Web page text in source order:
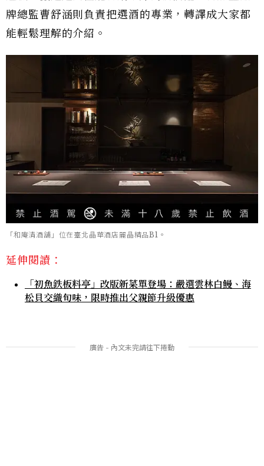
牌總監曹舒涵則負責把選酒的專業，轉譯成大家都
能輕鬆理解的介紹。
「和庵清酒舖」位在臺北晶華酒店麗晶精品B1。
延伸閱讀：
「初魚鉄板料亭」改版新菜單登場：嚴選雲林白鰻、海
松貝交織旬味，限時推出父親節升級優惠